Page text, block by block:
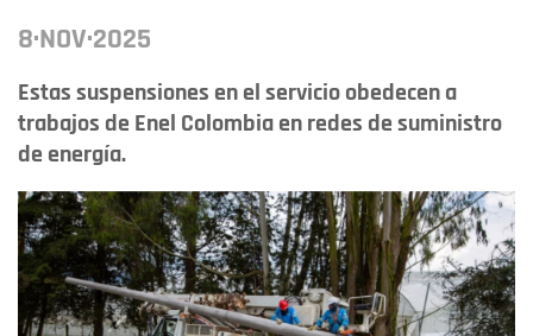
8·NOV·2025
Estas suspensiones en el servicio obedecen a
trabajos de Enel Colombia en redes de suministro
de energía.